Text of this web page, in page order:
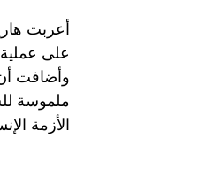
أعربت
على
وأضافت أن
ملموسة
الأزمة